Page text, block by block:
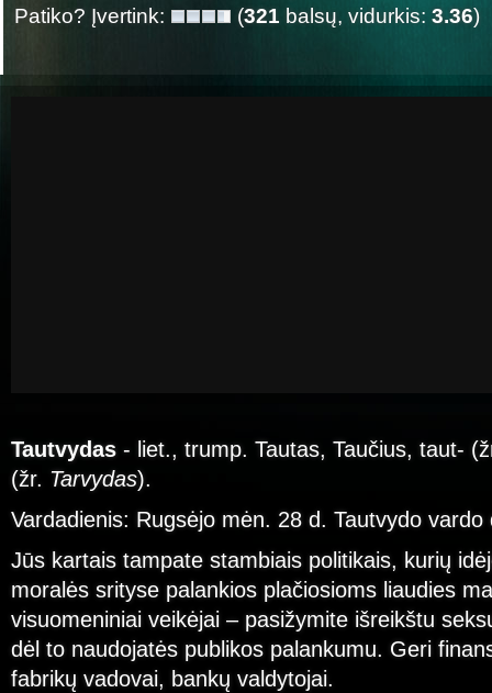
Patiko? Įvertink:
(321 balsų, vidurkis: 3.36)
Tautvydas - liet., trump. Tautas, Taučius, taut-
(žr. Tarvydas).
Vardadienis: Rugsėjo mėn. 28 d. Tautvydo vardo
Jūs kartais tampate stambiais politikais, kurių
moralės srityse palankios plačiosioms liaudies
visuomeniniai veikėjai – pasižymite išreikštu
dėl to naudojatės publikos palankumu. Geri
fabrikų vadovai, bankų valdytojai.